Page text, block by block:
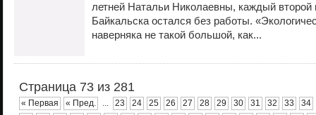
летней Натальи Николаевны, каждый второй
Байкальска остался без работы.
наверняка не такой большой, как...
Страница 73 из 281
« Первая « Пред. ... 23 24 25 26 27 28 29 30 31 32 33
34